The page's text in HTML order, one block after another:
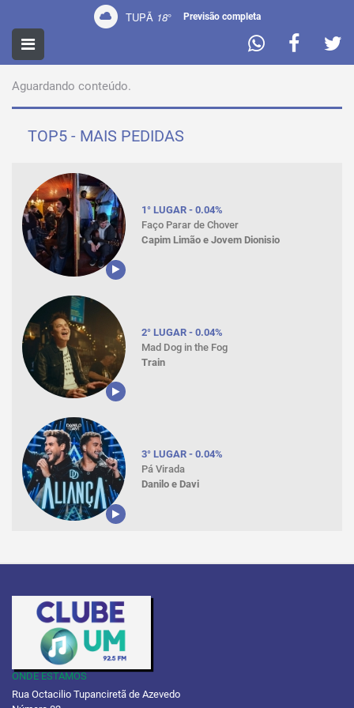
TUPÃ 18° Previsão completa
PROMOÇÕES
Aguardando conteúdo.
TOP5 - MAIS PEDIDAS
1° LUGAR - 0.04%
Faço Parar de Chover
Capim Limão e Jovem Dionisio
2° LUGAR - 0.04%
Mad Dog in the Fog
Train
3° LUGAR - 0.04%
Pá Virada
Danilo e Davi
ONDE ESTAMOS
Rua Octacilio Tupanciretã de Azevedo